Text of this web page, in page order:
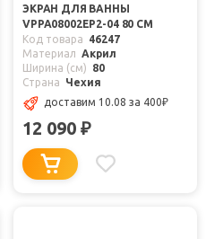
ЭКРАН ДЛЯ ВАННЫ
VPPA08002EP2-04 80 СМ
Код товара
46247
Материал
Акрил
Ширина (см)
80
Страна
Чехия
доставим 10.08 за 400₽
12 090 ₽